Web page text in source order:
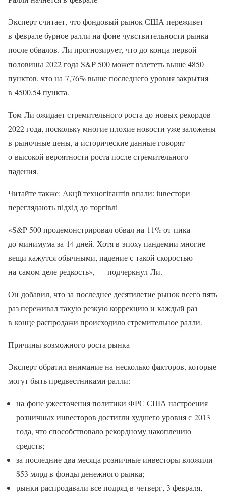
Эксперт считает, что фондовый рынок США переживет
в феврале бурное ралли на фоне чувствительности рынка
после обвалов. Ли прогнозирует, что до конца первой
половины 2022 года S&P 500 может взлететь выше 4850
пунктов, что на 7,76% выше последнего уровня закрытия
в 4500,54 пункта.
Том Ли ожидает стремительного роста до новых рекордов
2022 года, поскольку многие плохие новости уже заложены
в рыночные цены, а исторические данные говорят
о высокой вероятности роста после стремительного
падения.
Читайте также: Акції техногігантів впали: інвестори
переглядають підхід до торгівлі
«S&P 500 продемонстрировал обвал на 11% от пика
до минимума за 14 дней. Хотя в эпоху пандемии многие
вещи кажутся обычными, падение с такой скоростью
на самом деле редкость», — подчеркнул Ли.
Он добавил, что за последнее десятилетие рынок всего пять
раз переживал такую резкую коррекцию и каждый раз
в конце распродажи происходило стремительное ралли.
Причины возможного роста рынка
Эксперт обратил внимание на несколько факторов, которые
могут быть предвестниками ралли:
на фоне ужесточения политики ФРС США настроения
розничных инвесторов достигли худшего уровня с 2013
года, что способствовало рекордному накоплению
средств;
за последние два месяца розничные инвесторы вложили
$53 млрд в фонды денежного рынка;
рынки распродавали все подряд в четверг, 3 февраля,